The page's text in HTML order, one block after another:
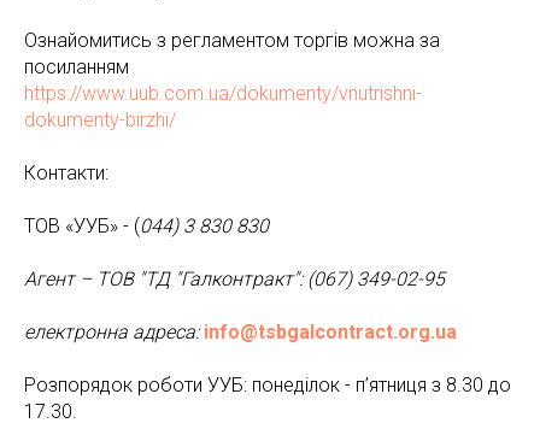
Ознайомитись з регламентом торгів можна за
посиланням
https://www.uub.com.ua/dokumenty/vnutrishni-
dokumenty-birzhi/
Контакти:
ТОВ «УУБ» - (044) 3 830 830
Агент – ТОВ "ТД "Галконтракт":(067) 349-02-95
електронна адреса:info@tsbgalcontract.org.ua
Розпорядок роботи УУБ: понеділок - п’ятниця з 8.30 до
17.30.